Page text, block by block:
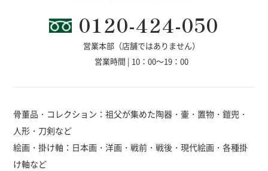
0120-424-050
営業本部（店舗ではありません）
営業時間 | 10：00～19：00
骨董品・コレクション：祖父が集めた陶器・壷・置物・鎧兜・
人形・刀剣など
絵画・掛け軸：日本画・洋画・戦前・戦後・現代絵画・各種掛
け軸など